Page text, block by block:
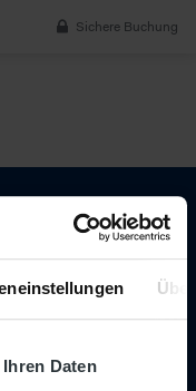
Daten
Sichere Buchung
Newsletter